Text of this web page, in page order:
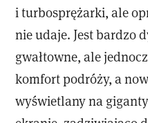
i turbosprężarki, ale
nie udaje. Jest bardzo
gwałtowne, ale
komfort podróży, a
wyświetlany na